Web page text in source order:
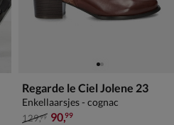
Regarde le Ciel Jolene 23
Enkellaarsjes - cognac
van € 129,99 voor € 90,99
129,99 90,99